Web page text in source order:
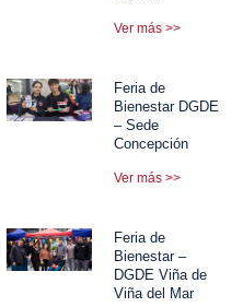
Ver más >>
Feria de
Bienestar DGDE
– Sede
Concepción
Ver más >>
Feria de
Bienestar –
DGDE Viña de
Viña del Mar